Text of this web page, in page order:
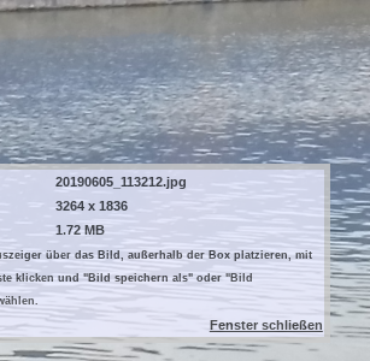
20190605_113212.jpg
3264 x 1836
1.72 MB
über das Bild, außerhalb der Box platzieren, mit
klicken und "Bild speichern als" oder "Bild
Fenster schließen